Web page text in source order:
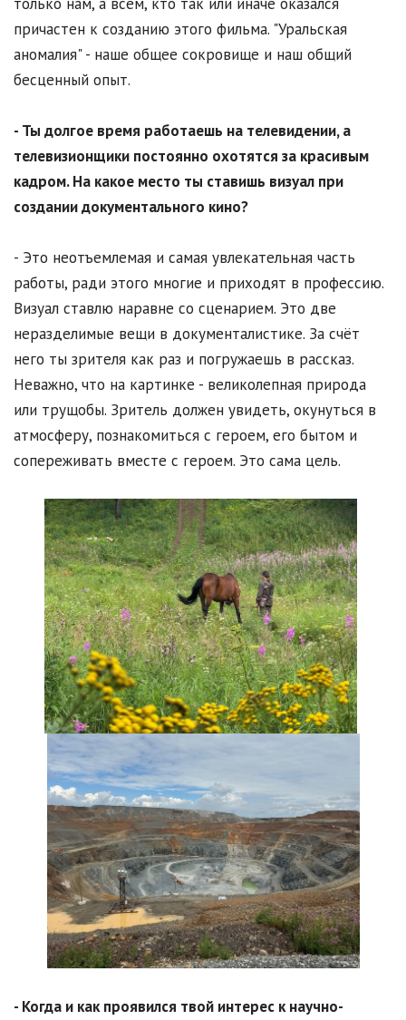
только нам, а всем, кто так или иначе оказался
причастен к созданию этого фильма. "Уральская
аномалия" - наше общее сокровище и наш общий
бесценный опыт.
- Ты долгое время работаешь на телевидении, а
телевизионщики постоянно охотятся за красивым
кадром. На какое место ты ставишь визуал при
создании документального кино?
- Это неотъемлемая и самая увлекательная часть
работы, ради этого многие и приходят в профессию.
Визуал ставлю наравне со сценарием. Это две
неразделимые вещи в документалистике. За счёт
него ты зрителя как раз и погружаешь в рассказ.
Неважно, что на картинке - великолепная природа
или трущобы. Зритель должен увидеть, окунуться в
атмосферу, познакомиться с героем, его бытом и
сопереживать вместе с героем. Это сама цель.
- Когда и как проявился твой интерес к научно-